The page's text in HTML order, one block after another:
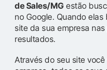
de Sales/MG estão
no Google. Quando
site da sua empresa
resultados.
Através do seu site